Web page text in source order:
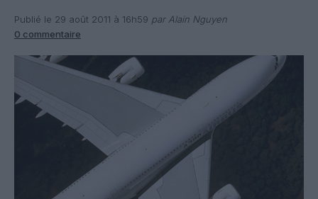
Publié le 29 août 2011 à 16h59 par Alain Nguyen
0 commentaire